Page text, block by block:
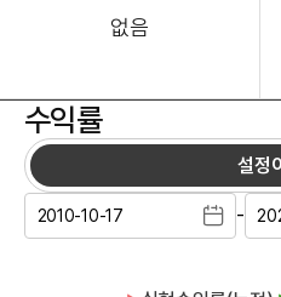
없음
수익률
설정
-